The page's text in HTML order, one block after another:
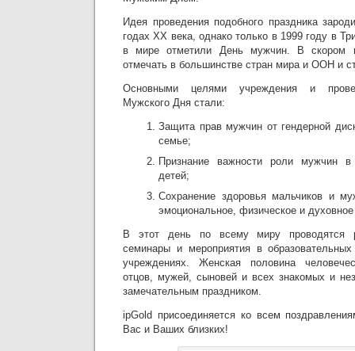
Идея проведения подобного праздника
годах XX века, однако только в 1999 году в
в мире отметили День мужчин. В скором
отмечать в большинстве стран мира и ООН и
Основными целями учреждения и
Мужского Дня стали:
Защита прав мужчин от гендерной
семье;
Признание важности роли мужчин в
детей;
Сохранение здоровья мальчиков и
эмоциональное, физическое и
В этот день по всему миру проводятся
семинары и мероприятия в образовательных
учреждениях. Женская половина
отцов, мужей, сыновей и всех знакомых и
замечательным праздником.
ipGold присоединяется ко всем
Вас и Ваших близких!